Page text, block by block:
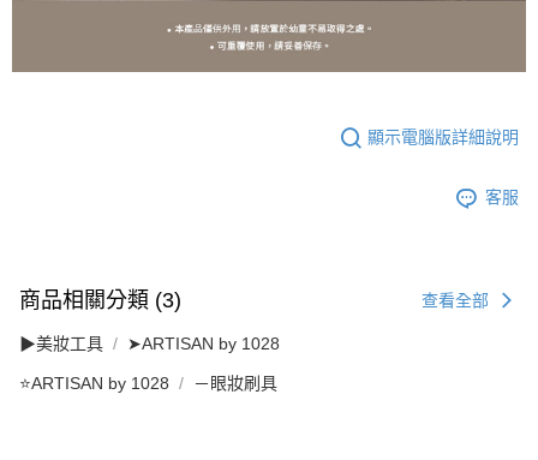
顯示電腦版詳細說明
客服
商品相關分類 (3) 查看全部
▶美妝工具 ➤ARTISAN by 1028
⭐ARTISAN by 1028 －眼妝刷具